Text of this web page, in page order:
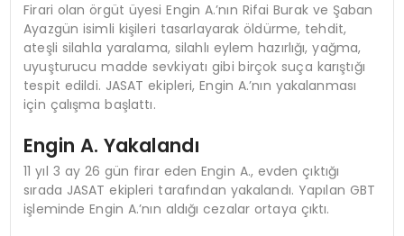
Firari olan örgüt üyesi Engin A.’nın Rifai Burak ve Şaban
Ayazgün isimli kişileri tasarlayarak öldürme, tehdit,
ateşli silahla yaralama, silahlı eylem hazırlığı, yağma,
uyuşturucu madde sevkiyatı gibi birçok suça karıştığı
tespit edildi. JASAT ekipleri, Engin A.’nın yakalanması
için çalışma başlattı.
Engin A. Yakalandı
11 yıl 3 ay 26 gün firar eden Engin A., evden çıktığı
sırada JASAT ekipleri tarafından yakalandı. Yapılan GBT
işleminde Engin A.’nın aldığı cezalar ortaya çıktı.